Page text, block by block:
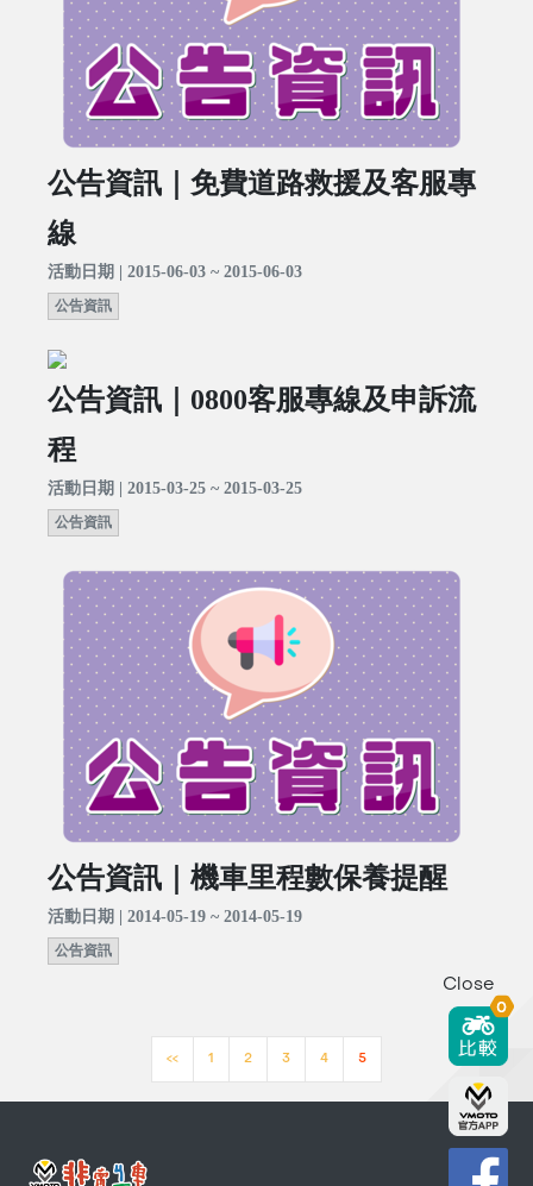
公告資訊｜免費道路救援及客服專
線
活動日期 | 2015-06-03 ~ 2015-06-03
公告資訊
公告資訊｜0800客服專線及申訴流
程
活動日期 | 2015-03-25 ~ 2015-03-25
公告資訊
公告資訊｜機車里程數保養提醒
活動日期 | 2014-05-19 ~ 2014-05-19
公告資訊
<< 1 2 3 4 5
Close
0